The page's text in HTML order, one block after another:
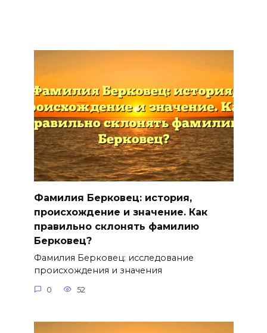
Фамилия Берковец: история,
происхождение и значение. Как
правильно склонять фамилию
Берковец?
Фамилия Берковец: исследование
происхождения и значения
0 52